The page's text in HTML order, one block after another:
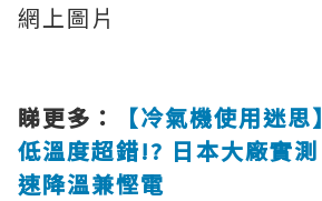
網上圖片
睇更多：
【冷氣機使用迷
低溫度超錯!? 日本大廠實
速降溫兼慳電